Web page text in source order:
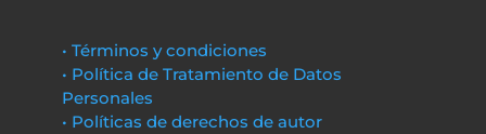
• Términos y condiciones
• Política de Tratamiento de Datos
Personales
• Políticas de derechos de autor